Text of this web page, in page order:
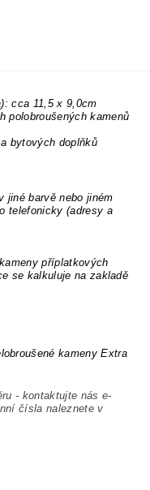
cca 11,5 x 9,0cm
polobroušených kamenů
bytových doplňků
jiné barvě nebo jiném
telefonicky (adresy a
příplatkových
se kalkuluje na zakladě
kameny Extra
- kontaktujte nás e-
čísla naleznete v